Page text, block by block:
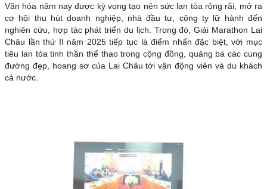
Văn hóa năm nay được kỳ vọng tạo nên sức lan tỏa rộng rãi, mở ra
cơ hội thu hút doanh nghiệp, nhà đầu tư, công ty lữ hành đến
nghiên cứu, hợp tác phát triển du lịch. Trong đó, Giải Marathon Lai
Châu lần thứ II năm 2025 tiếp tục là điểm nhấn đặc biệt, với mục
tiêu lan tỏa tinh thần thể thao trong cộng đồng, quảng bá các cung
đường đẹp, hoang sơ của Lai Châu tới vận động viên và du khách
cả nước.